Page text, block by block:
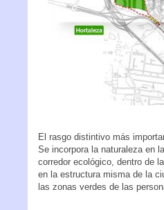
El rasgo distintivo más
Se incorpora la naturaleza en
corredor ecológico, dentro de
en la estructura misma de la
las zonas verdes de las